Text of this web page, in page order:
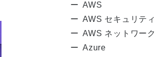
AWS
AWS セキュリティ
AWS ネットワーク
Azure